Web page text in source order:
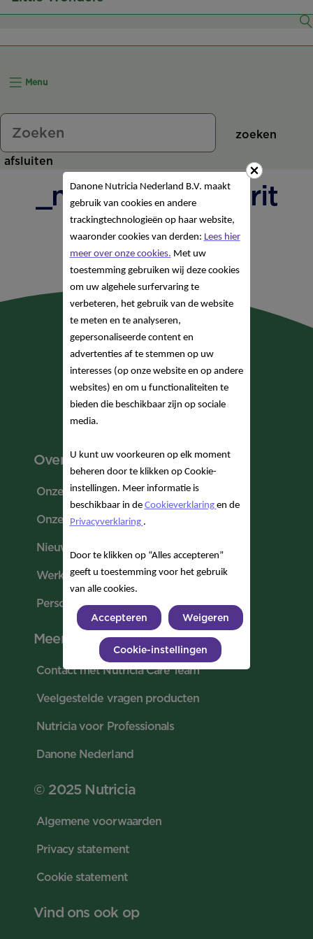
8–11 Maanden
12+ Maanden
Menu
zoeken
afsluiten
_navigation-olvarit
Over Nutricia
Onze missie
Onze geschiedenis
Nieuws & Media
Werken bij Nutricia
Perscontacten
Meer
Contact met Nutricia Care Team
Veelgestelde vragen producten
Nutricia voor Professionals
Danone Nederland
© 2025 Nutricia
Algemene voorwaarden
Privacy statement
Cookie statement
Vind ons ook op
Danone Nutricia Nederland B.V. maakt
gebruik van cookies en andere
trackingtechnologieën op haar website,
waaronder cookies van derden: Lees hier
meer over onze cookies. Met uw
toestemming gebruiken wij deze cookies
om uw algehele surfervaring te
verbeteren, het gebruik van de website
te meten en te analyseren,
gepersonaliseerde content en
advertenties af te stemmen op uw
interesses (op onze website en op andere
websites) en om u functionaliteiten te
bieden die beschikbaar zijn op sociale
media.
U kunt uw voorkeuren op elk moment
beheren door te klikken op Cookie-
instellingen. Meer informatie is
beschikbaar in de Cookieverklaring en de
Privacyverklaring .
Door te klikken op “Alles accepteren”
geeft u toestemming voor het gebruik
van alle cookies.
Accepteren Weigeren
Cookie-instellingen